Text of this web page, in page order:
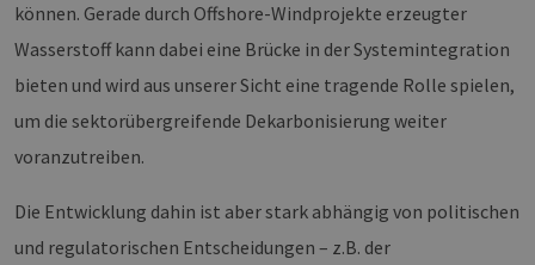
können. Gerade durch Offshore-Windprojekte erzeugter
Wasserstoff kann dabei eine Brücke in der Systemintegration
bieten und wird aus unserer Sicht eine tragende Rolle spielen,
um die sektorübergreifende Dekarbonisierung weiter
voranzutreiben.
Die Entwicklung dahin ist aber stark abhängig von politischen
und regulatorischen Entscheidungen – z.B. der